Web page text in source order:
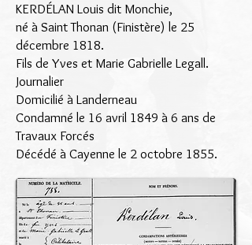
KERDÉLAN Louis dit Monchie,
né à Saint Thonan (Finistère) le 25
décembre 1818.
Fils de Yves et Marie Gabrielle Legall.
Journalier
Domicilié à Landerneau
Condamné le 16 avril 1849 à 6 ans de
Travaux Forcés
Décédé à Cayenne le 2 octobre 1855.